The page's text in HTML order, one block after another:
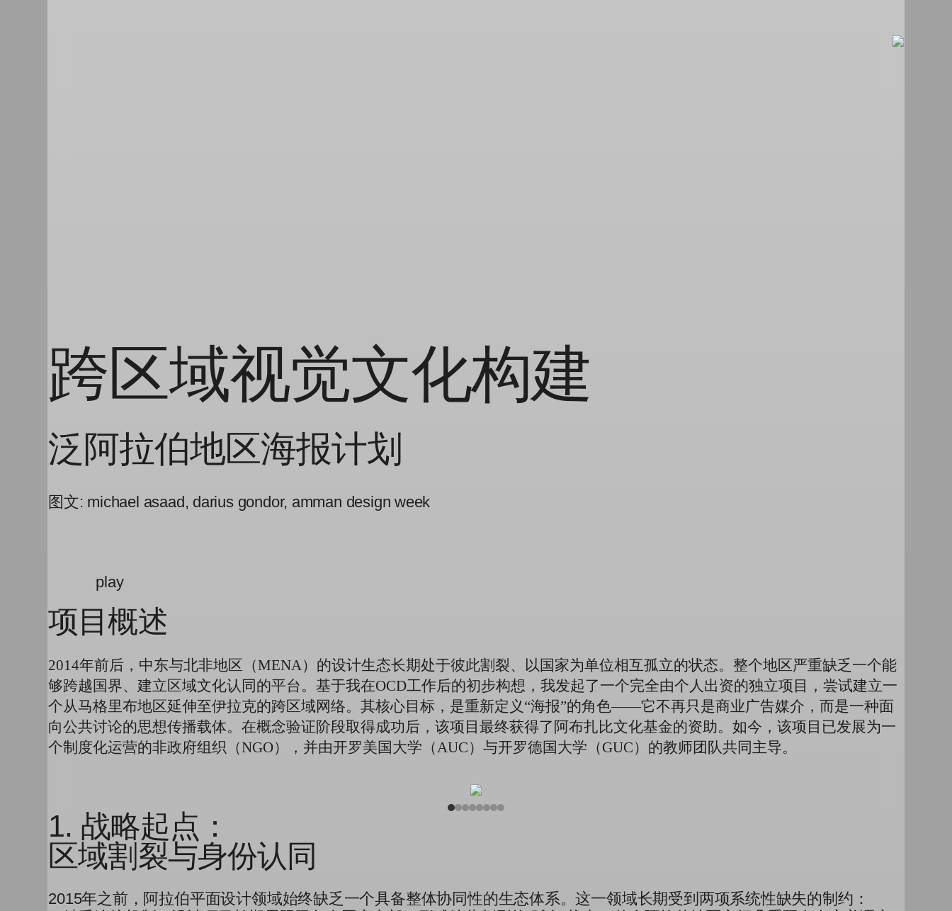
跨区域视觉文化构建
泛阿拉伯地区海报计划
图文: michael asaad, darius gondor, amman design week
play
项目概述
2014年前后，中东与北非地区（MENA）的设计生态长期处于彼此割裂、以国家为单位相互孤立的状态。整个地区严重缺乏一个能
够跨越国界、建立区域文化认同的平台。基于我在OCD工作后的初步构想，我发起了一个完全由个人出资的独立项目，尝试建立一
个从马格里布地区延伸至伊拉克的跨区域网络。其核心目标，是重新定义“海报”的角色——它不再只是商业广告媒介，而是一种面
向公共讨论的思想传播载体。在概念验证阶段取得成功后，该项目最终获得了阿布扎比文化基金的资助。如今，该项目已发展为一
个制度化运营的非政府组织（NGO），并由开罗美国大学（AUC）与开罗德国大学（GUC）的教师团队共同主导。
1. 战略起点：
区域割裂与身份认同
2015年之前，阿拉伯平面设计领域始终缺乏一个具备整体协同性的生态体系。这一领域长期受到两项系统性缺失的制约：